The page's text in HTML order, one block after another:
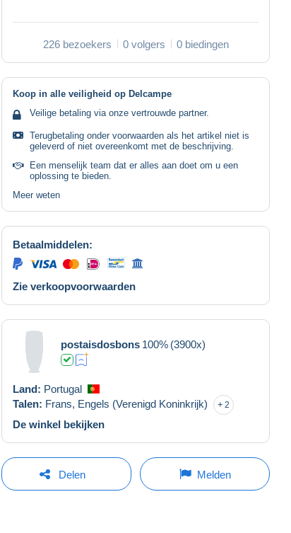
226 bezoekers 0 volgers 0 biedingen
Koop in alle veiligheid op Delcampe
Veilige betaling via onze vertrouwde partner.
Terugbetaling onder voorwaarden als het artikel niet is
geleverd of niet overeenkomt met de beschrijving.
Een menselijk team dat er alles aan doet om u een
oplossing te bieden.
Meer weten
Betaalmiddelen:
Zie verkoopvoorwaarden
postaisdosbons 100% (3900x)
Land: Portugal
Talen: Frans, Engels (Verenigd Koninkrijk) 2
De winkel bekijken
Delen Melden